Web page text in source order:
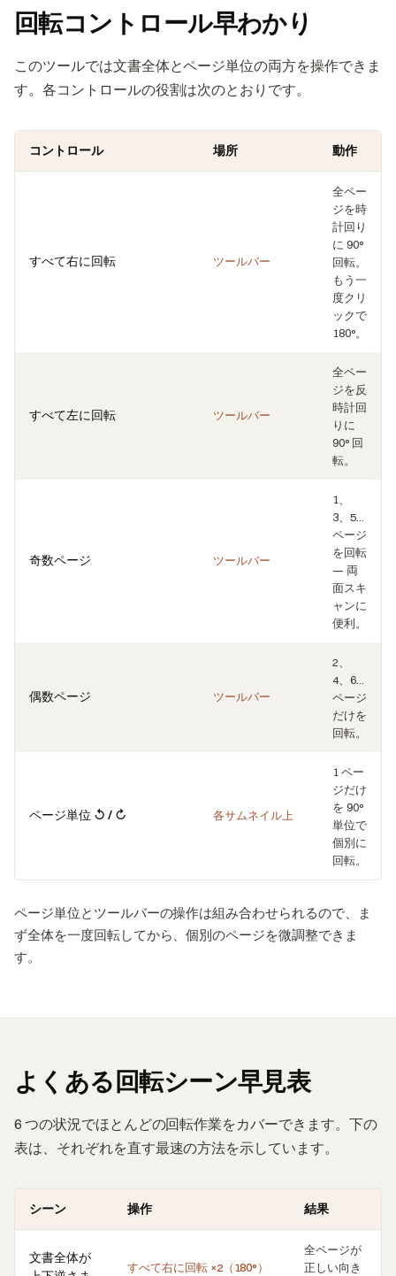
回転コントロール早わかり
このツールでは文書全体とページ単位の両方を操作できま
す。各コントロールの役割は次のとおりです。
コントロール 場所 動作
すべて右に回転 ツールバー
全ペー
ジを時
計回り
に 90°
回転。
もう一
度クリ
ックで
180°。
すべて左に回転 ツールバー
全ペー
ジを反
時計回
りに
90° 回
転。
奇数ページ ツールバー
1、
3、5…
ページ
を回転
— 両
面スキ
ャンに
便利。
偶数ページ ツールバー
2、
4、6…
ページ
だけを
回転。
ページ単位 ↺ / ↻ 各サムネイル上
1 ペー
ジだけ
を 90°
単位で
個別に
回転。
ページ単位とツールバーの操作は組み合わせられるので、ま
ず全体を一度回転してから、個別のページを微調整できま
す。
よくある回転シーン早見表
6 つの状況でほとんどの回転作業をカバーできます。下の
表は、それぞれを直す最速の方法を示しています。
シーン 操作 結果
文書全体が
すべて右に回転 ×2（180°）
全ページが
正しい向き